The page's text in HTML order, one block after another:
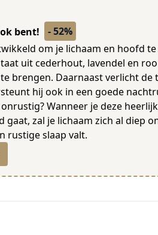
bent!
- 52%
om je lichaam en hoofd
uit cederhout, lavendel en
brengen. Daarnaast verlicht
hij ook in een goede
Wanneer je deze
zal je lichaam zich al diep
rustige slaap valt.